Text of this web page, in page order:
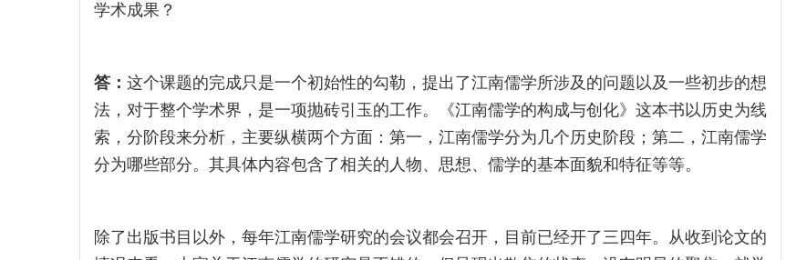
学术成果？
答： 这个课题的完成只是一个初始性的勾勒，提出了江南儒学所涉及的问题以及一些初步的想
法，对于整个学术界，是一项抛砖引玉的工作。《江南儒学的构成与创化》这本书以历史为线
索，分阶段来分析，主要纵横两个方面：第一，江南儒学分为几个历史阶段；第二，江南儒学
分为哪些部分。其具体内容包含了相关的人物、思想、儒学的基本面貌和特征等等。
除了出版书目以外，每年江南儒学研究的会议都会召开，目前已经开了三四年。从收到论文的